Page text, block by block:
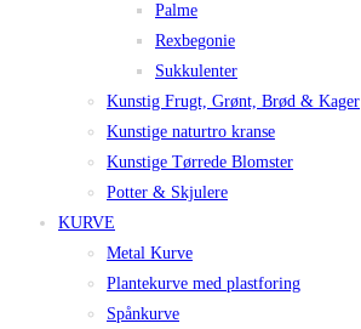
Palme
Rexbegonie
Sukkulenter
Kunstig Frugt, Grønt, Brød & Kager
Kunstige naturtro kranse
Kunstige Tørrede Blomster
Potter & Skjulere
KURVE
Metal Kurve
Plantekurve med plastforing
Spånkurve